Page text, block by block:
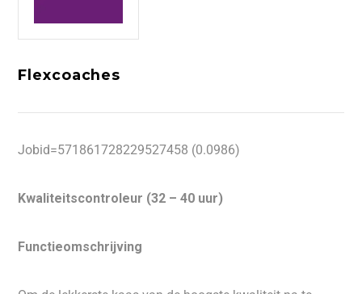
Flexcoaches
Jobid=571861728229527458 (0.0986)
Kwaliteitscontroleur (32 – 40 uur)
Functieomschrijving